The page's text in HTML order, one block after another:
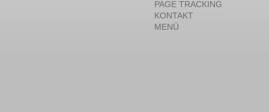
PAGE TRACKING
KONTAKT
MENÜ